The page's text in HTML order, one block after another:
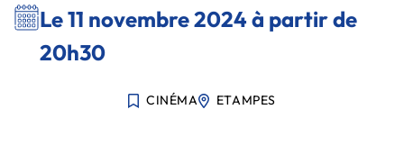
Le11 novembre2024 à partir de
20h30
CINÉMA ETAMPES